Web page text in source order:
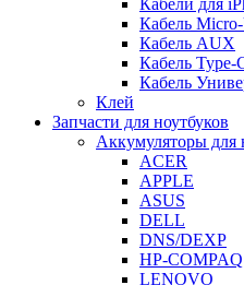
Кабели для
Кабель
Кабель AUX
Кабель Type-
Кабель
Клей
Запчасти для ноутбуков
Аккумуляторы для
ACER
APPLE
ASUS
DELL
DNS/DEXP
HP-COMPAQ
LENOVO